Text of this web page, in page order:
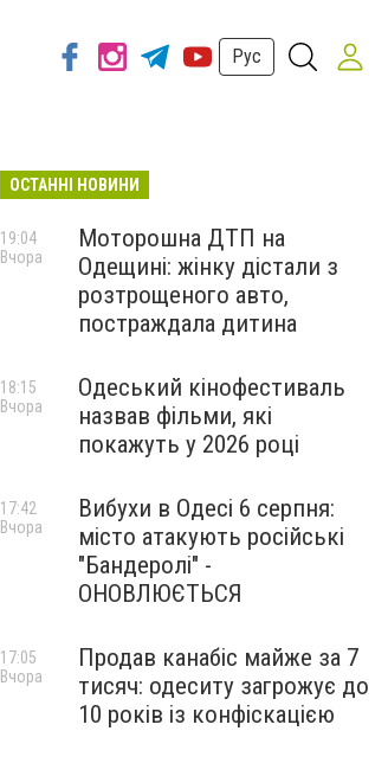
Рус
ОСТАННІ НОВИНИ
Моторошна ДТП на
Одещині: жінку дістали з
розтрощеного авто,
постраждала дитина
19:04
Вчора
Одеський кінофестиваль
назвав фільми, які
покажуть у 2026 році
18:15
Вчора
Вибухи в Одесі 6 серпня:
місто атакують російські
"Бандеролі" -
ОНОВЛЮЄТЬСЯ
17:42
Вчора
Продав канабіс майже за 7
тисяч: одеситу загрожує до
10 років із конфіскацією
17:05
Вчора